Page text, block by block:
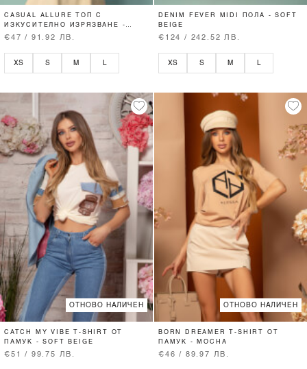
CASUAL ALLURE ТОП С
ИЗКУСИТЕЛНО ИЗРЯЗВАНЕ -
SOFT BEIGE
€47 / 91.92 ЛВ.
XS S M
DENIM FEVER MIDI ПОЛА - SOFT
BEIGE
€124 / 242.52 ЛВ.
XS S M
ОТНОВО НАЛИЧЕН
CATCH MY VIBE T-SHIRT ОТ
ПАМУК - SOFT BEIGE
€51 / 99.75 ЛВ.
ОТНОВО НАЛИЧЕН
BORN DREAMER T-SHIRT ОТ
ПАМУК - MOCHA
€46 / 89.97 ЛВ.